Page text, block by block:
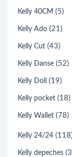
Kelly 40CM (5)
Kelly Ado (21)
Kelly Cut (43)
Kelly Danse (52)
Kelly Doll (19)
Kelly pocket (18)
Kelly Wallet (78)
Kelly 24/24
Kelly depeches